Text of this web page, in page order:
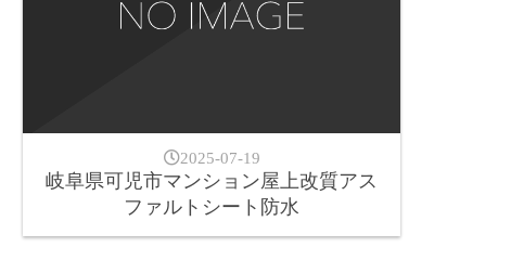
2025-07-19
岐阜県可児市マンション屋上改質アス
ファルトシート防水